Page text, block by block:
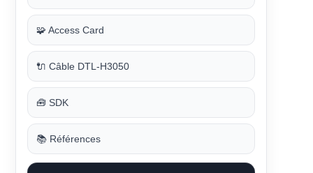
🧩 Access Card
🔌 Câble DTL-H3050
🧰 SDK
📚 Références